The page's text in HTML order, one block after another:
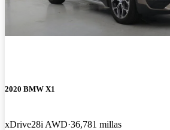
2020 BMW X1
xDrive28i AWD 36,781 millas